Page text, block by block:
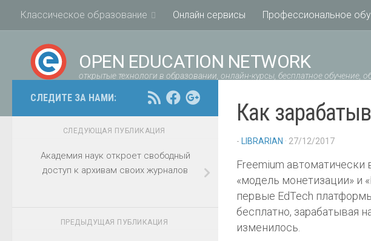
Классическое образование Онлайн сервисы Профессиональное
OPEN EDUCATION NETWORK
открытые технологи в образовании, онлайн-курсы, бесплатное обучение,
Как
- LIBRARIAN · 27/12/2017
Freemium
«модель монетизации» и
первые EdTech
бесплатно, зарабатывая
изменилось.
СЛЕДИТЕ ЗА НАМИ:
СЛЕДУЮЩАЯ ПУБЛИКАЦИЯ
Академия наук откроет свободный
доступ к архивам своих журналов
ПРЕДЫДУЩАЯ ПУБЛИКАЦИЯ